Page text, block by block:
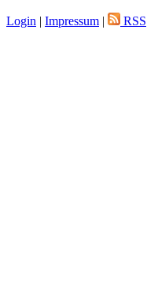
Login | Impressum | RSS